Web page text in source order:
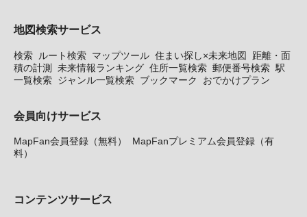
地図検索サービス
検索 ルート検索 マップツール 住まい探し×未来地図
距離・面
積の計測 未来情報ランキング 住所一覧検索 郵便番号検索 駅
一覧検索 ジャンル一覧検索 ブックマーク おでかけプラン
会員向けサービス
MapFan会員登録（無料）
MapFanプレミアム会員登録（有
料）
コンテンツサービス